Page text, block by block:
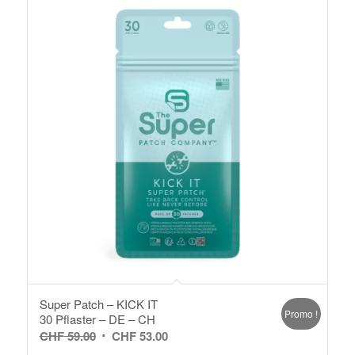
Super Patch – KICK IT
30 Pflaster – DE – CH
CHF59.00 Le CHF53.00Le
Promo !